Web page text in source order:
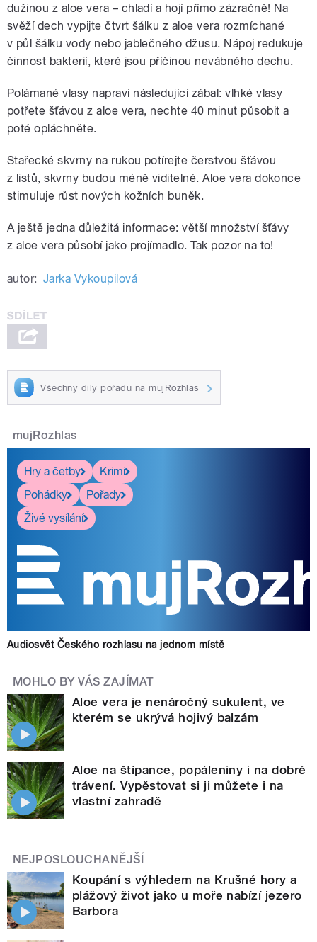
dužinou z aloe vera – chladí a hojí přímo zázračně! Na
svěží dech vypijte čtvrt šálku z aloe vera rozmíchané
v půl šálku vody nebo jablečného džusu. Nápoj redukuje
činnost bakterií, které jsou příčinou nevábného dechu.
Polámané vlasy napraví následující zábal: vlhké vlasy
potřete šťávou z aloe vera, nechte 40 minut působit a
poté opláchněte.
Stařecké skvrny na rukou potírejte čerstvou šťávou
z listů, skvrny budou méně viditelné. Aloe vera dokonce
stimuluje růst nových kožních buněk.
A ještě jedna důležitá informace: větší množství šťávy
z aloe vera působí jako projímadlo. Tak pozor na to!
autor: Jarka Vykoupilová
Všechny díly pořadu na mujRozhlas
mujRozhlas
Hry a četby
Krimi
Pohádky
Pořady
Živé vysílání
Audiosvět Českého rozhlasu na jednom místě
MOHLO BY VÁS ZAJÍMAT
Aloe vera je nenáročný sukulent, ve
kterém se ukrývá hojivý balzám
Aloe na štípance, popáleniny i na dobré
trávení. Vypěstovat si ji můžete i na
vlastní zahradě
NEJPOSLOUCHANĚJŠÍ
Koupání s výhledem na Krušné hory a
plážový život jako u moře nabízí jezero
Barbora